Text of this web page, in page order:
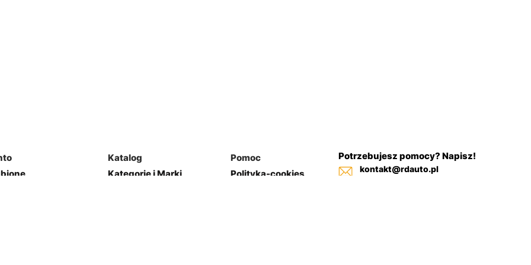
Katalog
Kategorie i Marki
Pomoc
Polityka-cookies
Potrzebujesz pomocy? Napisz!
kontakt@rdauto.pl